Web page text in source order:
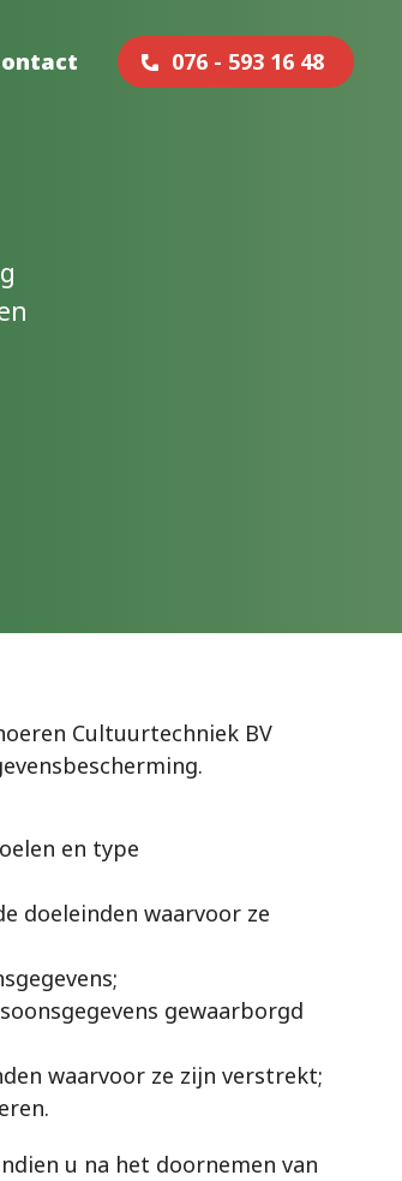
076 - 593 16 48
Cultuurtechniek BV
en type
doeleinden waarvoor ze
gewaarborgd
waarvoor ze zijn verstrekt;
u na het doornemen van